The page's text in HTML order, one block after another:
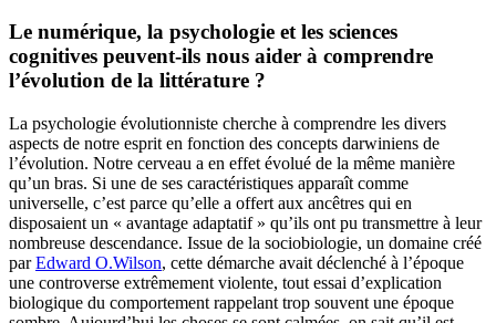
Le numérique, la psychologie et les sciences
cognitives peuvent-ils nous aider à comprendre
l’évolution de la littérature ?
La psychologie évolutionniste cherche à comprendre les divers
aspects de notre esprit en fonction des concepts darwiniens de
l’évolution. Notre cerveau a en effet évolué de la même manière
qu’un bras. Si une de ses caractéristiques apparaît comme
universelle, c’est parce qu’elle a offert aux ancêtres qui en
disposaient un « avantage adaptatif » qu’ils ont pu transmettre à leur
nombreuse descendance. Issue de la sociobiologie, un domaine créé
parEdward O.Wilson, cette démarche avait déclenché à l’époque
une controverse extrêmement violente, tout essai d’explication
biologique du comportement rappelant trop souvent une époque